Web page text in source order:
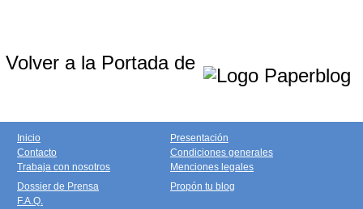
Volver a la Portada de
Inicio
Contacto
Trabaja con nosotros
Presentación
Condiciones generales
Menciones legales
Dossier de Prensa
F.A.Q.
Propón tu blog